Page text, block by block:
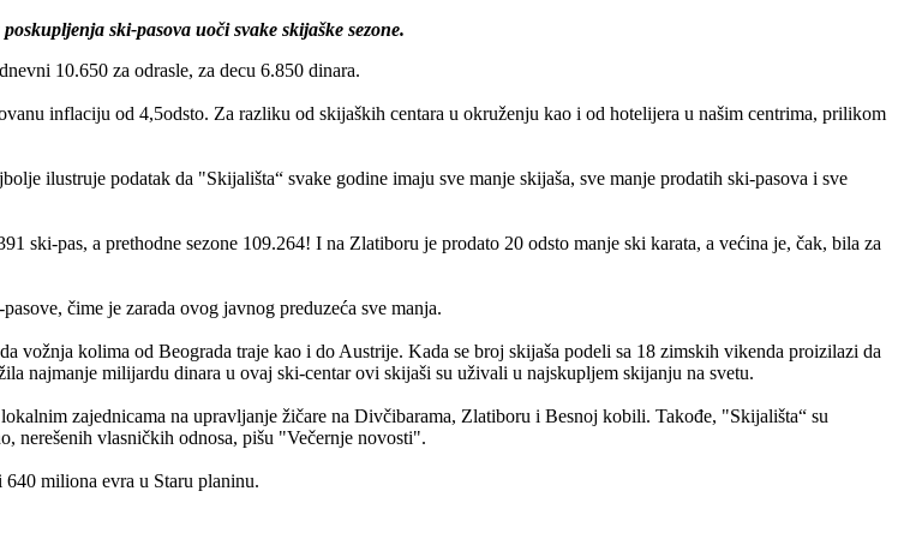
ski-pasova uoči svake skijaške sezone.
10.650 za odrasle, za decu 6.850 dinara.
inflaciju od 4,5odsto. Za razliku od skijaških centara u okruženju kao i od hotelijera u našim centrima, prilikom
ilustruje podatak da "Skijališta“ svake godine imaju sve manje skijaša, sve manje prodatih ski-pasova i sve
ski-pas, a prethodne sezone 109.264! I na Zlatiboru je prodato 20 odsto manje ski karata, a većina je, čak, bila za
čime je zarada ovog javnog preduzeća sve manja.
vožnja kolima od Beograda traje kao i do Austrije. Kada se broj skijaša podeli sa 18 zimskih vikenda proizilazi da
najmanje milijardu dinara u ovaj ski-centar ovi skijaši su uživali u najskupljem skijanju na svetu.
zajednicama na upravljanje žičare na Divčibarama, Zlatiboru i Besnoj kobili. Takođe, "Skijališta“ su
nerešenih vlasničkih odnosa, pišu "Večernje novosti".
miliona evra u Staru planinu.